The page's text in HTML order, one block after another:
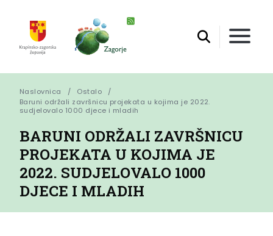
Naslovnica
Ostalo
Baruni održali završnicu projekata u kojima je 2022.
sudjelovalo 1000 djece i mladih
BARUNI ODRŽALI ZAVRŠNICU
PROJEKATA U KOJIMA JE
2022. SUDJELOVALO 1000
DJECE I MLADIH